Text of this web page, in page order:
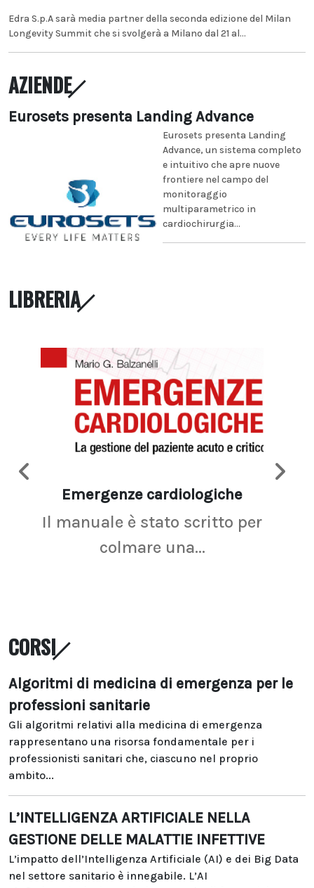
Edra S.p.A sarà media partner della seconda edizione del Milan
Longevity Summit che si svolgerà a Milano dal 21 al...
AZIENDE
Eurosets presenta Landing Advance
Eurosets presenta Landing
Advance, un sistema completo
e intuitivo che apre nuove
frontiere nel campo del
monitoraggio
multiparametrico in
cardiochirurgia...
LIBRERIA
Emergenze cardiologiche
Il manuale è stato scritto per
colmare una...
CORSI
Algoritmi di medicina di emergenza per le
professioni sanitarie
Gli algoritmi relativi alla medicina di emergenza
rappresentano una risorsa fondamentale per i
professionisti sanitari che, ciascuno nel proprio
ambito...
L’INTELLIGENZA ARTIFICIALE NELLA
GESTIONE DELLE MALATTIE INFETTIVE
L’impatto dell’Intelligenza Artificiale (AI) e dei Big Data
nel settore sanitario è innegabile. L’AI